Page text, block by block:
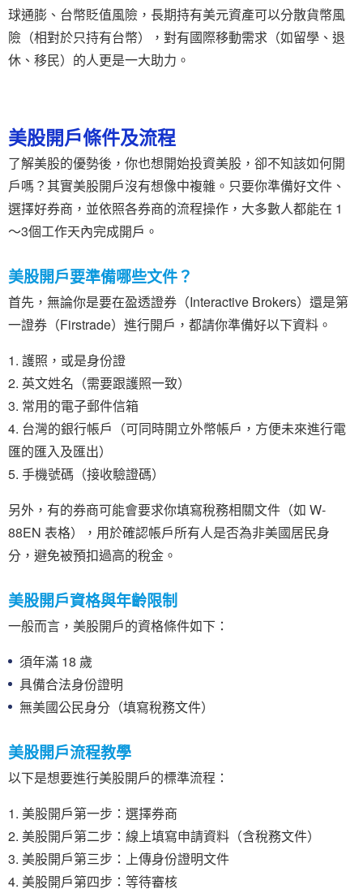
球通膨、台幣貶值風險，長期持有美元資產可以分散貨幣風
險（相對於只持有台幣），對有國際移動需求（如留學、退
休、移民）的人更是一大助力。
美股開戶條件及流程
了解美股的優勢後，你也想開始投資美股，卻不知該如何開
戶嗎？其實美股開戶沒有想像中複雜。只要你準備好文件、
選擇好券商，並依照各券商的流程操作，大多數人都能在 1
～3個工作天內完成開戶。
美股開戶要準備哪些文件？
首先，無論你是要在盈透證券（Interactive Brokers）還是第
一證券（Firstrade）進行開戶，都請你準備好以下資料。
護照，或是身份證
英文姓名（需要跟護照一致）
常用的電子郵件信箱
台灣的銀行帳戶（可同時開立外幣帳戶，方便未來進行電
匯的匯入及匯出）
手機號碼（接收驗證碼）
另外，有的券商可能會要求你填寫稅務相關文件（如 W-
88EN 表格），用於確認帳戶所有人是否為非美國居民身
分，避免被預扣過高的稅金。
美股開戶資格與年齡限制
一般而言，美股開戶的資格條件如下：
須年滿 18 歲
具備合法身份證明
無美國公民身分（填寫稅務文件）
美股開戶流程教學
以下是想要進行美股開戶的標準流程：
美股開戶第一步：選擇券商
美股開戶第二步：線上填寫申請資料（含稅務文件）
美股開戶第三步：上傳身份證明文件
美股開戶第四步：等待審核